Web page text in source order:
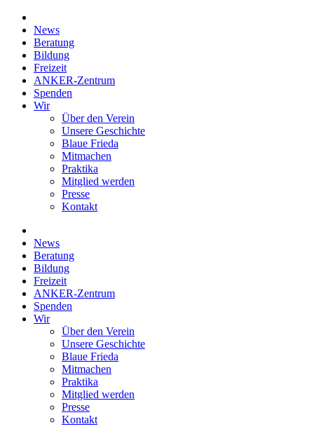
News
Beratung
Bildung
Freizeit
ANKER-Zentrum
Spenden
Wir
Über den Verein
Unsere Geschichte
Blaue Frieda
Mitmachen
Praktika
Mitglied werden
Presse
Kontakt
News
Beratung
Bildung
Freizeit
ANKER-Zentrum
Spenden
Wir
Über den Verein
Unsere Geschichte
Blaue Frieda
Mitmachen
Praktika
Mitglied werden
Presse
Kontakt